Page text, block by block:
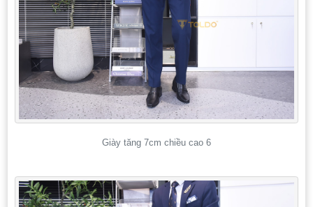
Giày tăng 7cm chiều cao 6